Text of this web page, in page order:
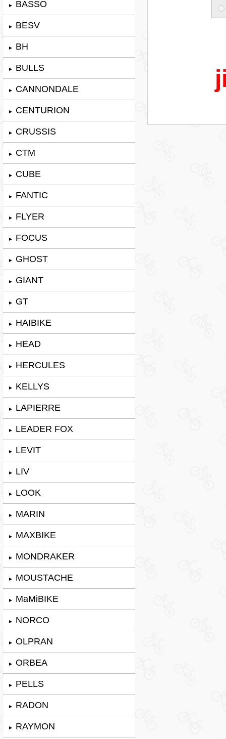
► BASSO
► BESV
► BH
► BULLS
► CANNONDALE
► CENTURION
► CRUSSIS
► CTM
► CUBE
► FANTIC
► FLYER
► FOCUS
► GHOST
► GIANT
► GT
► HAIBIKE
► HEAD
► HERCULES
► KELLYS
► LAPIERRE
► LEADER FOX
► LEVIT
► LIV
► LOOK
► MARIN
► MAXBIKE
► MONDRAKER
► MOUSTACHE
► MaMiBIKE
► NORCO
► OLPRAN
► ORBEA
► PELLS
► RADON
► RAYMON